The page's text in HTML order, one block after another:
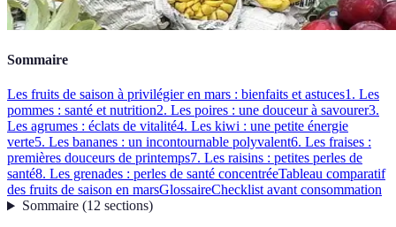
Sommaire
Les fruits de saison à privilégier en mars : bienfaits et astuces1. Les
pommes : santé et nutrition2. Les poires : une douceur à savourer3.
Les agrumes : éclats de vitalité4. Les kiwi : une petite énergie
verte5. Les bananes : un incontournable polyvalent6. Les fraises :
premières douceurs de printemps7. Les raisins : petites perles de
santé8. Les grenades : perles de santé concentréeTableau comparatif
des fruits de saison en marsGlossaireChecklist avant consommation
Sommaire(12 sections)